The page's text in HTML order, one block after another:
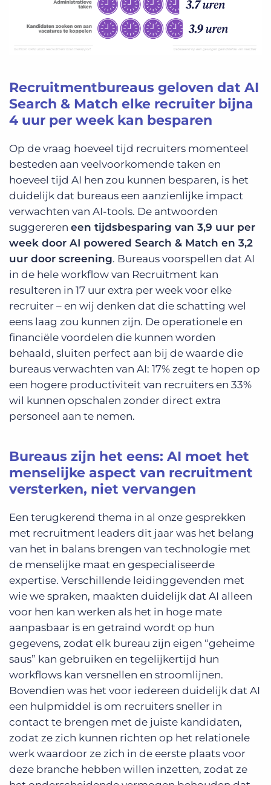
Recruitmentbureaus geloven dat AI
Search & Match elke recruiter bijna
4 uur per week kan besparen
Op de vraag hoeveel tijd recruiters momenteel
besteden aan veelvoorkomende taken en
hoeveel tijd AI hen zou kunnen besparen, is het
duidelijk dat bureaus een aanzienlijke impact
verwachten van AI-tools. De antwoorden
suggereren een tijdsbesparing van 3,9 uur per
week door AI powered Search & Match en 3,2
uur door screening. Bureaus voorspellen dat AI
in de hele workflow van Recruitment kan
resulteren in 17 uur extra per week voor elke
recruiter – en wij denken dat die schatting wel
eens laag zou kunnen zijn. De operationele en
financiële voordelen die kunnen worden
behaald, sluiten perfect aan bij de waarde die
bureaus verwachten van AI: 17% zegt te hopen op
een hogere productiviteit van recruiters en 33%
wil kunnen opschalen zonder direct extra
personeel aan te nemen.
Bureaus zijn het eens: AI moet het
menselijke aspect van recruitment
versterken, niet vervangen
Een terugkerend thema in al onze gesprekken
met recruitment leaders dit jaar was het belang
van het in balans brengen van technologie met
de menselijke maat en gespecialiseerde
expertise. Verschillende leidinggevenden met
wie we spraken, maakten duidelijk dat AI alleen
voor hen kan werken als het in hoge mate
aanpasbaar is en getraind wordt op hun
gegevens, zodat elk bureau zijn eigen “geheime
saus” kan gebruiken en tegelijkertijd hun
workflows kan versnellen en stroomlijnen.
Bovendien was het voor iedereen duidelijk dat AI
een hulpmiddel is om recruiters sneller in
contact te brengen met de juiste kandidaten,
zodat ze zich kunnen richten op het relationele
werk waardoor ze zich in de eerste plaats voor
deze branche hebben willen inzetten, zodat ze